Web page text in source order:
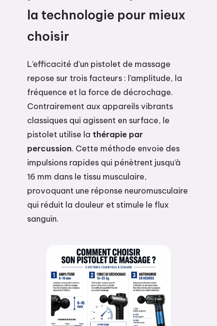
la technologie pour mieux
choisir
L’efficacité d’un pistolet de massage
repose sur trois facteurs : l’amplitude, la
fréquence et la force de décrochage.
Contrairement aux appareils vibrants
classiques qui agissent en surface, le
pistolet utilise la thérapie par
percussion. Cette méthode envoie des
impulsions rapides qui pénètrent jusqu’à
16 mm dans le tissu musculaire,
provoquant une réponse neuromusculaire
qui réduit la douleur et stimule le flux
sanguin.